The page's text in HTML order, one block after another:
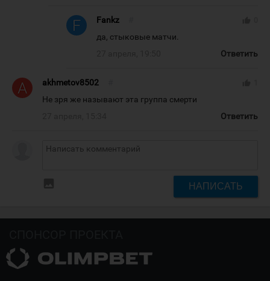
Fankz
да, стыковые матчи.
Ответить
akhmetov8502
Не зря же называют эта группа смерти
Ответить
НАПИСАТЬ